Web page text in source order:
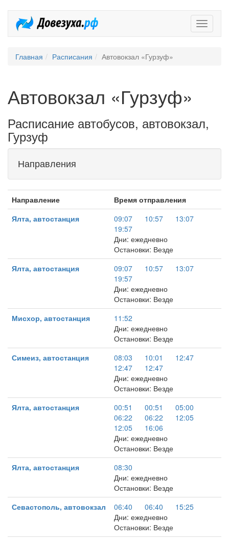
Главная Расписания Автовокзал «Гурзуф»
Автовокзал «Гурзуф»
Расписание автобусов, автовокзал,
Гурзуф
Направления
Направление
Время отправления
Ялта, автостанция
09:07 10:57
13:07
19:57
Дни: ежедневно
Остановки: Везде
Ялта, автостанция
09:07 10:57
13:07
19:57
Дни: ежедневно
Остановки: Везде
Мисхор, автостанция
11:52
Дни: ежедневно
Остановки: Везде
Симеиз, автостанция
08:03 10:01
12:47
12:47
12:47
Дни: ежедневно
Остановки: Везде
Ялта, автостанция
00:51 00:51
05:00
06:22
06:22
12:05
12:05
16:06
Дни: ежедневно
Остановки: Везде
Ялта, автостанция
08:30
Дни: ежедневно
Остановки: Везде
Севастополь, автовокзал
06:40 06:40
15:25
Дни: ежедневно
Остановки: Везде